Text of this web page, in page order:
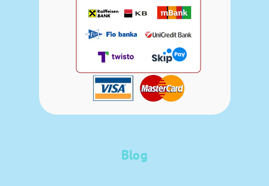
Blog